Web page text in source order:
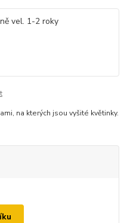
na kterých jsou vyšité květinky.